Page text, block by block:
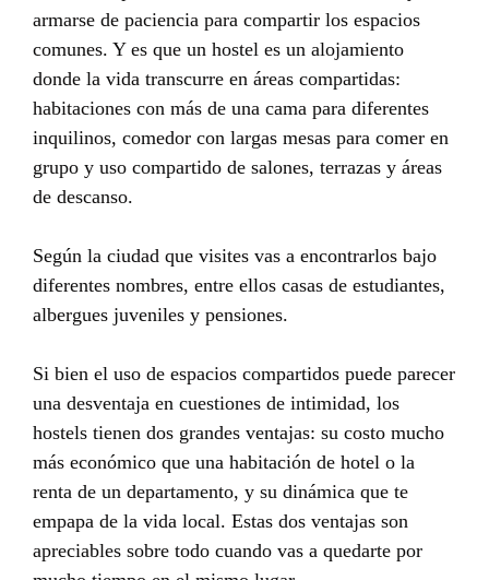
armarse de paciencia para compartir los espacios
comunes. Y es que un hostel es un alojamiento
donde la vida transcurre en áreas compartidas:
habitaciones con más de una cama para diferentes
inquilinos, comedor con largas mesas para comer en
grupo y uso compartido de salones, terrazas y áreas
de descanso.
Según la ciudad que visites vas a encontrarlos bajo
diferentes nombres, entre ellos casas de estudiantes,
albergues juveniles y pensiones.
Si bien el uso de espacios compartidos puede parecer
una desventaja en cuestiones de intimidad, los
hostels tienen dos grandes ventajas: su costo mucho
más económico que una habitación de hotel o la
renta de un departamento, y su dinámica que te
empapa de la vida local. Estas dos ventajas son
apreciables sobre todo cuando vas a quedarte por